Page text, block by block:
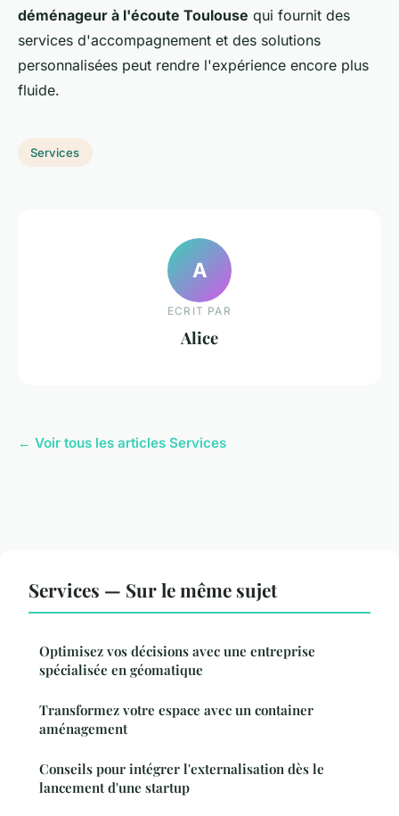
déménageur à l'écoute Toulouse qui fournit des
services d'accompagnement et des solutions
personnalisées peut rendre l'expérience encore plus
fluide.
Services
A
ECRIT PAR
Alice
← Voir tous les articles Services
Services — Sur le même sujet
Optimisez vos décisions avec une entreprise
spécialisée en géomatique
Transformez votre espace avec un container
aménagement
Conseils pour intégrer l'externalisation dès le
lancement d'une startup